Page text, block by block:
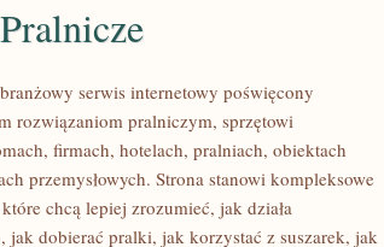
serwis internetowy poświęcony
rozwiązaniom pralniczym, sprzętowi
firmach, hotelach, pralniach, obiektach
przemysłowych. Strona stanowi kompleksowe
chcą lepiej zrozumieć, jak działa
jak dobierać pralki, jak korzystać z suszarek, jak